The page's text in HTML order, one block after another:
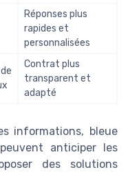
Réponses plus
rapides et
personnalisées
Contrat plus
transparent et
adapté
informations, bleue
anticiper les
des solutions